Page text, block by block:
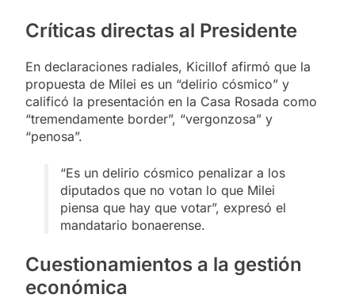
Críticas directas al Presidente
En declaraciones radiales, Kicillof afirmó que la
propuesta de Milei es un “delirio cósmico” y
calificó la presentación en la Casa Rosada como
“tremendamente border”, “vergonzosa” y
“penosa”.
“Es un delirio cósmico penalizar a los
diputados que no votan lo que Milei
piensa que hay que votar”, expresó el
mandatario bonaerense.
Cuestionamientos a la gestión
económica